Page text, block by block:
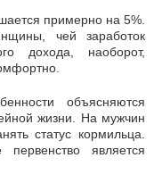
примерно на 5%.
чей заработок
дохода, наоборот,
объясняются
жизни. На мужчин
статус кормильца.
является